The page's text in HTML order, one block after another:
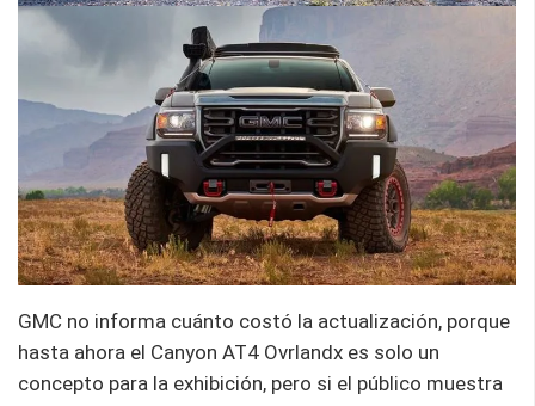
GMC no informa cuánto costó la actualización, porque
hasta ahora el Canyon AT4 Ovrlandx es solo un
concepto para la exhibición, pero si el público muestra